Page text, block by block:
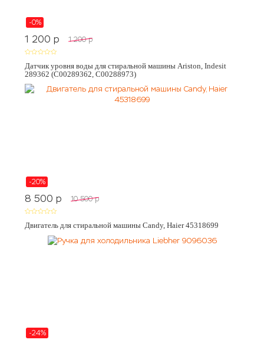
-0%
1 200 p 1 200 p
Датчик уровня воды для стиральной машины Ariston, Indesit
289362 (C00289362, C00288973)
-20%
8 500 p 10 500 p
Двигатель для стиральной машины Candy, Haier 45318699
-24%